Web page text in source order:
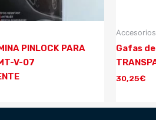
PINLOCK PARA
V-07
Accesorios
Gafas de
30,25€